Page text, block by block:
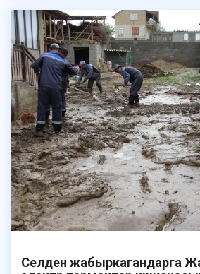
Селден жабыркагандарга